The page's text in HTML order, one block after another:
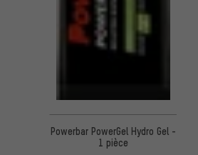
Powerbar PowerGel Hydro Gel -
1 pièce